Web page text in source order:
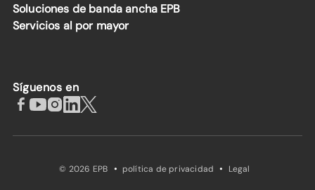
Soluciones de banda ancha EPB
Servicios al por mayor
Síguenos en
© 2026 EPB · política de privacidad · Legal